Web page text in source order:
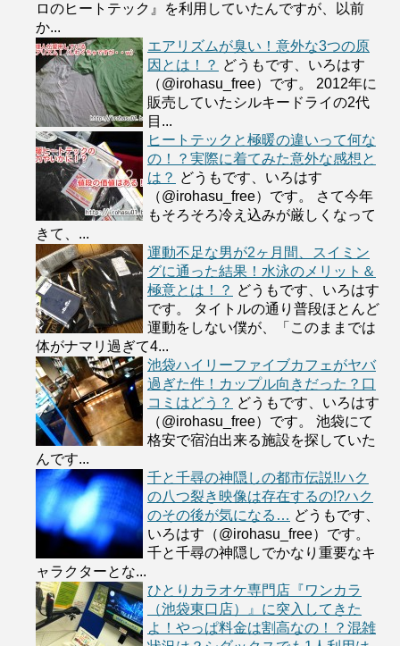
ロのヒートテック』を利用していたんですが、以前
か...
エアリズムが臭い！意外な3つの原
因とは！？ どうもです、いろはす
（@irohasu_free）です。 2012年に
販売していたシルキードライの2代
目...
ヒートテックと極暖の違いって何な
の！？実際に着てみた意外な感想と
は？ どうもです、いろはす
（@irohasu_free）です。 さて今年
もそろそろ冷え込みが厳しくなって
きて、...
運動不足な男が2ヶ月間、スイミン
グに通った結果！水泳のメリット＆
極意とは！？ どうもです、いろはす
です。 タイトルの通り普段ほとんど
運動をしない僕が、「このままでは
体がナマリ過ぎて4...
池袋ハイリーファイブカフェがヤバ
過ぎた件！カップル向きだった？口
コミはどう？ どうもです、いろはす
（@irohasu_free）です。 池袋にて
格安で宿泊出来る施設を探していた
んです...
千と千尋の神隠しの都市伝説!!ハク
の八つ裂き映像は存在するの!?ハク
のその後が気になる… どうもです、
いろはす（@irohasu_free）です。
千と千尋の神隠しでかなり重要なキ
ャラクターとな...
ひとりカラオケ専門店『ワンカラ
（池袋東口店）』に突入してきた
よ！やっぱ料金は割高なの！？混雑